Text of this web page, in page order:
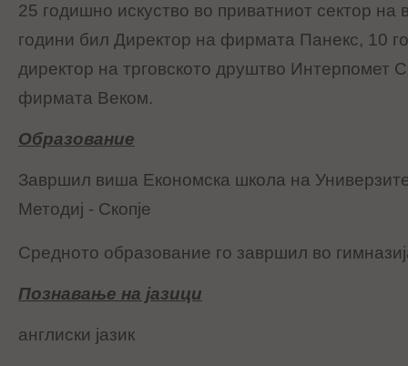
25 годишно искуство во приватниот сектор на
години бил Директор на фирмата Панекс, 10
директор на трговското друштво Интерпомет
фирмата Веком.
Образование
Завршил виша Економска школа на
Методиј - Скопје
Средното образование го завршил во
Познавање на јазици
англиски јазик